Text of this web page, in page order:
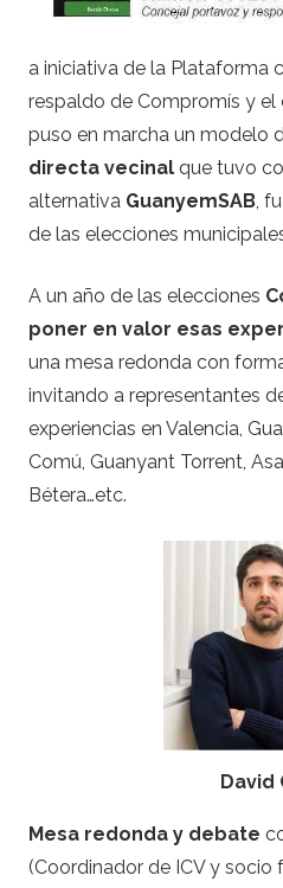
a iniciativa de la Plataforma
respaldo de Compromís y
puso en marcha un modelo
directa vecinal que tuvo
alternativa GuanyemSAB,
de las elecciones
A un año de las elecciones
poner en valor esas
una mesa redonda con
invitando a representantes
experiencias en Valencia,
Comú, Guanyant Torrent,
Bétera…etc.
David
Mesa redonda y debate
(Coordinador de ICV y